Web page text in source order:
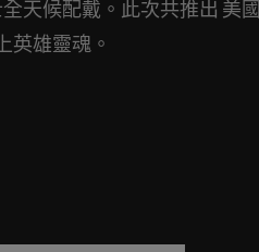
天候配戴。此次共推出 美國
英雄靈魂。